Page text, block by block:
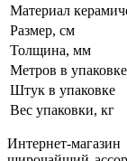
Материал
Размер, см
Толщина, мм
Метров в упаковке
Штук в упаковке
Вес упаковки, кг
Интернет-